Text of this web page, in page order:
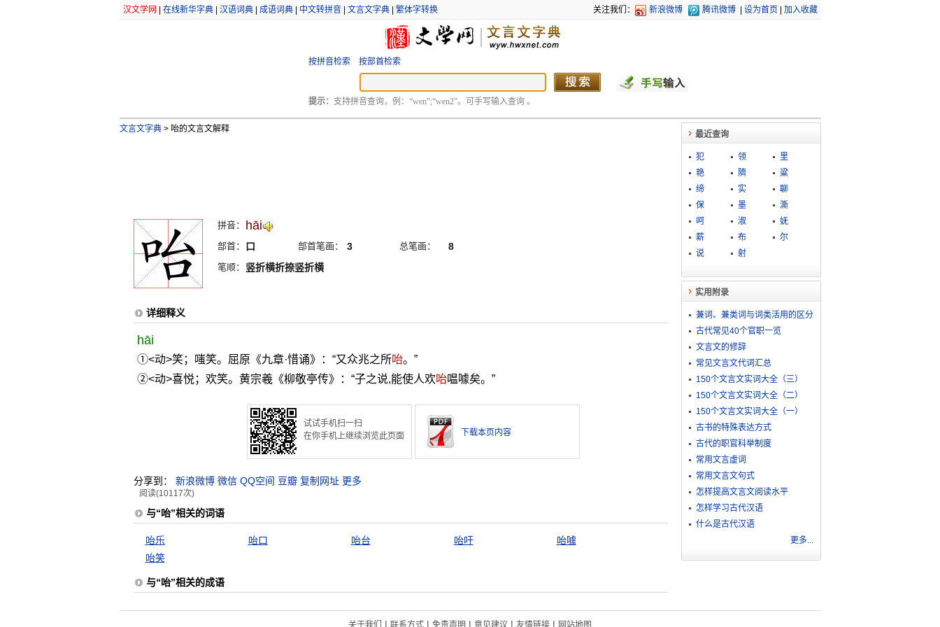
汉文学网 在线新华字典| 汉语词典| 成语词典| 中文转拼音| 文言文字典| 繁体字转换 关注我们： 新浪微博 腾讯微博 设为首页 加入收藏
按拼音检索 按部首检索
提示： 支持拼音查询，例：“wen”;“wen2”。可手写输入查询 。
文言文字典 >咍的文言文解释
拼音： hāi
部首： 口 部首笔画： 3 总笔画： 8
笔顺： 竖折横折捺竖折横
详细释义
hāi
①<动>笑；嗤笑。屈原《九章·惜诵》：“又众兆之所咍。”
②<动>喜悦；欢笑。黄宗羲《柳敬亭传》：“子之说,能使人欢咍嗢噱矣。”
试试手机扫一扫
在你手机上继续浏览此页面
下载本页内容
分享到： 新浪微博 微信 QQ空间 豆瓣 复制网址 更多
阅读(10117次)
与“咍”相关的词语
咍乐 咍口 咍台 咍吁
咍噱
咍笑
与“咍”相关的成语
最近查询
犯 领
里
艳
隮
粱
缔
实
聊
保
墨
澌
呵
淑
妩
薪
布
尔
说
射
实用附录
兼词、兼类词与词类活用的区分
古代常见40个官职一览
文言文的修辞
常见文言文代词汇总
150个文言文实词大全（三）
150个文言文实词大全（二）
150个文言文实词大全（一）
古书的特殊表达方式
古代的职官科举制度
常用文言虚词
常用文言文句式
怎样提高文言文阅读水平
怎样学习古代汉语
什么是古代汉语
更多...
关于我们 | 联系方式 | 免责声明 | 意见建议 | 友情链接 | 网站地图